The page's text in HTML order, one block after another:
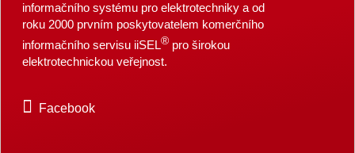
informačního systému pro elektrotechniky a od
roku 2000 prvním poskytovatelem komerčního
informačního servisu iiSEL®pro širokou
elektrotechnickou veřejnost.
Facebook